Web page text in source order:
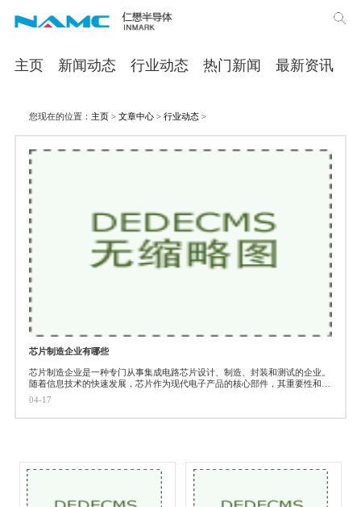
主页 新闻动态 行业动态 热门新闻 最新资讯
您现在的位置：主页 >文章中心 >行业动态 >
芯片制造企业有哪些
芯片制造企业是一种专门从事集成电路芯片设计、制造、封装和测试的企业。
随着信息技术的快速发展，芯片作为现代电子产品的核心部件，其重要性和需
求也越来越大。下面将介绍几
04-17